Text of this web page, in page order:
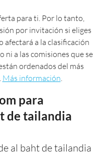
para ti. Por lo tanto,
por invitación si eliges
afectará a la clasificación
ni a las comisiones que se
ordenados del más
Más información
para
de tailandia
al baht de tailandia